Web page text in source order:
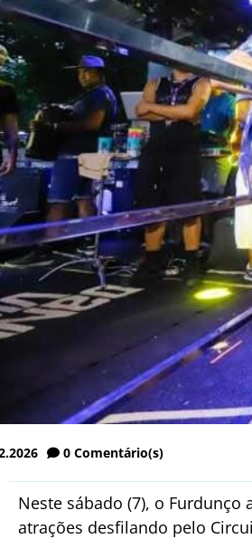
0 Comentário(s)
Neste sábado (7), o
atrações desfilando pelo